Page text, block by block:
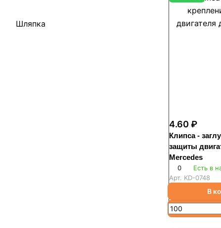
4.60 ₽
Клипса -
защиты
Mercedes
0
Есть в
Арт. KD-0748
В
Шляпка